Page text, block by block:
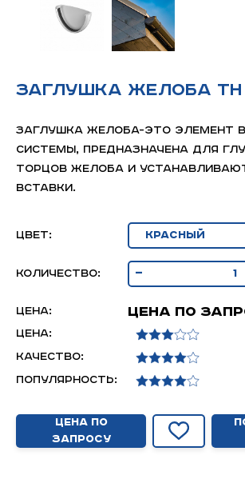
Заглушка желоба ТН
Заглушка желоба-это элемент
системы, предназначена для
торцов желоба и
вставки.
Цвет:
Количество: -
Цена: Цена по
Цена:
Качество:
Популярность:
Цена по
запросу